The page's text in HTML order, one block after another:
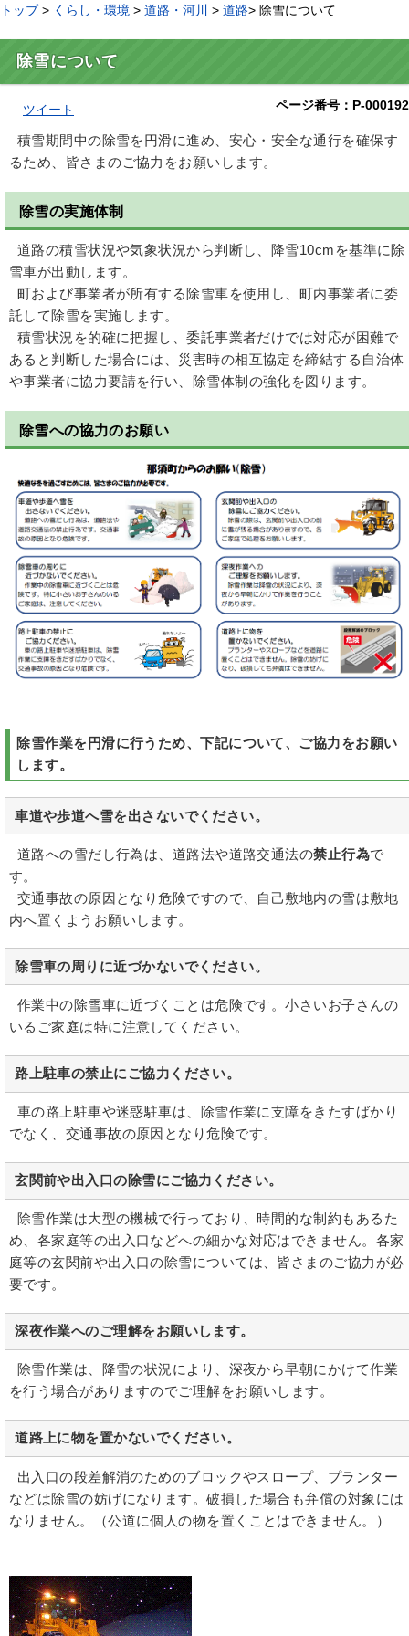
トップ> くらし・環境 > 道路・河川 > 道路> 除雪について
除雪について
ページ番号：P-000192
ツイート
積雪期間中の除雪を円滑に進め、安心・安全な通行を確保す
るため、皆さまのご協力をお願いします。
除雪の実施体制
道路の積雪状況や気象状況から判断し、降雪10cmを基準に除
雪車が出動します。
町および事業者が所有する除雪車を使用し、町内事業者に委
託して除雪を実施します。
積雪状況を的確に把握し、委託事業者だけでは対応が困難で
あると判断した場合には、災害時の相互協定を締結する自治体
や事業者に協力要請を行い、除雪体制の強化を図ります。
除雪への協力のお願い
除雪作業を円滑に行うため、下記について、ご協力をお願い
します。
車道や歩道へ雪を出さないでください。
道路への雪だし行為は、道路法や道路交通法の禁止行為で
す。
交通事故の原因となり危険ですので、自己敷地内の雪は敷地
内へ置くようお願いします。
除雪車の周りに近づかないでください。
作業中の除雪車に近づくことは危険です。小さいお子さんの
いるご家庭は特に注意してください。
路上駐車の禁止にご協力ください。
車の路上駐車や迷惑駐車は、除雪作業に支障をきたすばかり
でなく、交通事故の原因となり危険です。
玄関前や出入口の除雪にご協力ください。
除雪作業は大型の機械で行っており、時間的な制約もあるた
め、各家庭等の出入口などへの細かな対応はできません。各家
庭等の玄関前や出入口の除雪については、皆さまのご協力が必
要です。
深夜作業へのご理解をお願いします。
除雪作業は、降雪の状況により、深夜から早朝にかけて作業
を行う場合がありますのでご理解をお願いします。
道路上に物を置かないでください。
出入口の段差解消のためのブロックやスロープ、プランター
などは除雪の妨げになります。破損した場合も弁償の対象には
なりません。（公道に個人の物を置くことはできません。）